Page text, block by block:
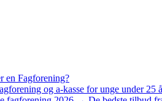
en Fagforening?
og a-kasse for unge under 25